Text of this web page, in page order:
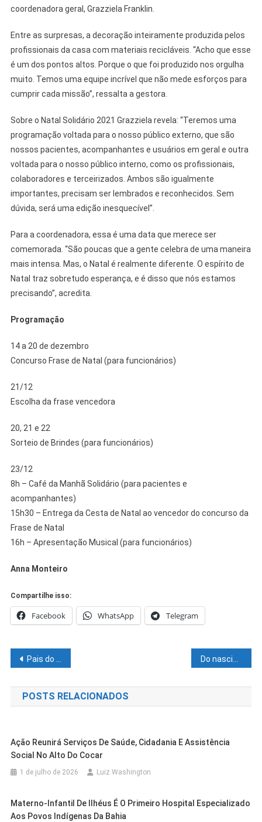
coordenadora geral, Grazziela Franklin.
Entre as surpresas, a decoração inteiramente produzida pelos
profissionais da casa com materiais recicláveis. “Acho que esse
é um dos pontos altos. Porque o que foi produzido nos orgulha
muito. Temos uma equipe incrível que não mede esforços para
cumprir cada missão”, ressalta a gestora.
Sobre o Natal Solidário 2021 Grazziela revela: “Teremos uma
programação voltada para o nosso público externo, que são
nossos pacientes, acompanhantes e usuários em geral e outra
voltada para o nosso público interno, como os profissionais,
colaboradores e terceirizados. Ambos são igualmente
importantes, precisam ser lembrados e reconhecidos. Sem
dúvida, será uma edição inesquecível”.
Para a coordenadora, essa é uma data que merece ser
comemorada. “São poucas que a gente celebra de uma maneira
mais intensa. Mas, o Natal é realmente diferente. O espírito de
Natal traz sobretudo esperança, e é disso que nós estamos
precisando”, acredita.
Programação
14 a 20 de dezembro
Concurso Frase de Natal (para funcionários)
21/12
Escolha da frase vencedora
20, 21 e 22
Sorteio de Brindes (para funcionários)
23/12
8h – Café da Manhã Solidário (para pacientes e
acompanhantes)
15h30 – Entrega da Cesta de Natal ao vencedor do concurso da
Frase de Natal
16h – Apresentação Musical (para funcionários)
Anna Monteiro
Compartilhe isso:
Facebook WhatsApp Telegram
Navegação
de
Post
Pais do bandido solto cria a preventiva perpetua (para alguns políticos) Do nascimento ao desmame, suplementação nutricional é essencial para garantir o desenvolvimento de equinos
POSTS RELACIONADOS
Ação Reunirá Serviços De Saúde, Cidadania E Assistência
Social No Alto Do Cocar
1 de julho de 2026 Luiz Washington
Materno-Infantil De Ilhéus É O Primeiro Hospital Especializado
Aos Povos Indígenas Da Bahia